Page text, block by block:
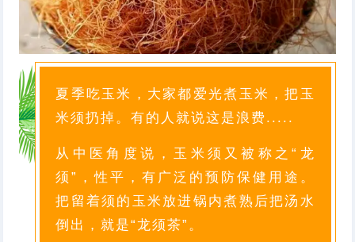
夏季吃玉米，大家都爱光煮玉米，把玉
米须扔掉。有的人就说这是浪费.....
从中医角度说，玉米须又被称之“龙
须”，性平，有广泛的预防保健用途。
把留着须的玉米放进锅内煮熟后把汤水
倒出，就是“龙须茶”。